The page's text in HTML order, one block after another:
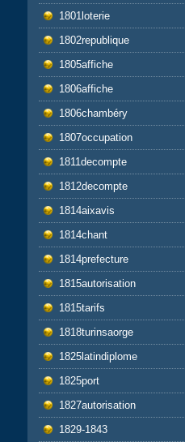
1801loterie
1802republique
1805affiche
1806affiche
1806chambéry
1807occupation
1811decompte
1812decompte
1814aixavis
1814chant
1814prefecture
1815autorisation
1815tarifs
1818turinsaorge
1825latindiplome
1825port
1827autorisation
1829-1843